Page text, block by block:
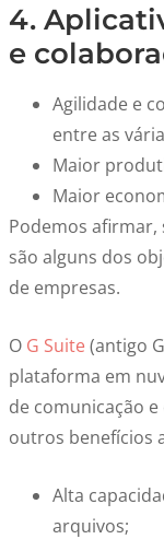
4.
e
Agilidade e
entre as
Maior
Maior
Podemos afirmar,
são alguns dos
de empresas.
O G Suite (antigo
plataforma em
de comunicação
outros benefícios
Alta
arquivos;